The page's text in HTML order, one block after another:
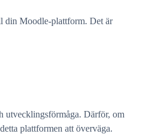
din Moodle-plattform. Det är
utvecklingsförmåga. Därför, om
plattformen att överväga.